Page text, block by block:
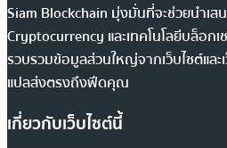
Siam Blockchain มุ่งมั่นที่จะช่วยนำเส
Cryptocurrency และเทคโนโลยีบล็อก
รวบรวมข้อมูลส่วนใหญ่จากเว็บไซต์และ
แปลส่งตรงถึงฟีดคุณ
เกี่ยวกับเว็บไซต์นี้